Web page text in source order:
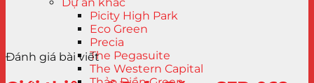
Picity High Park
Eco Green
Precia
The Pegasuite
The Western Capital
Đánh giá bài viết